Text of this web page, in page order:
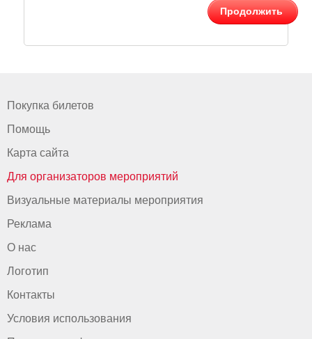
Продолжить
Покупка билетов
Помощь
Карта сайта
Для организаторов мероприятий
Визуальные материалы мероприятия
Реклама
О нас
Логотип
Контакты
Условия использования